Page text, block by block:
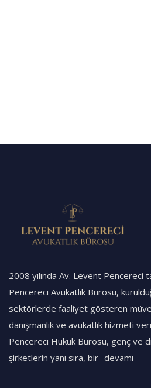
2008 yılında Av. Levent Pencereci
Pencereci Avukatlık Bürosu,
sektörlerde faaliyet gösteren
danışmanlık ve avukatlık hizmeti
Pencereci Hukuk Bürosu, genç ve
şirketlerin yanı sıra, bir -devamı